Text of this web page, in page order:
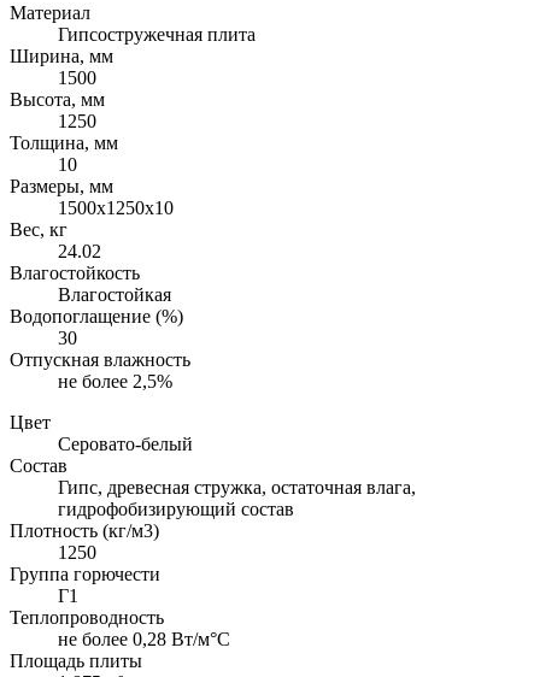
Материал
Гипсостружечная плита
Ширина, мм
1500
Высота, мм
1250
Толщина, мм
10
Размеры, мм
1500х1250х10
Вес, кг
24.02
Влагостойкость
Влагостойкая
Водопоглащение (%)
30
Отпускная влажность
не более 2,5%
Цвет
Серовато-белый
Состав
Гипс, древесная стружка, остаточная влага,
гидрофобизирующий состав
Плотность (кг/м3)
1250
Группа горючести
Г1
Теплопроводность
не более 0,28 Вт/м°С
Площадь плиты